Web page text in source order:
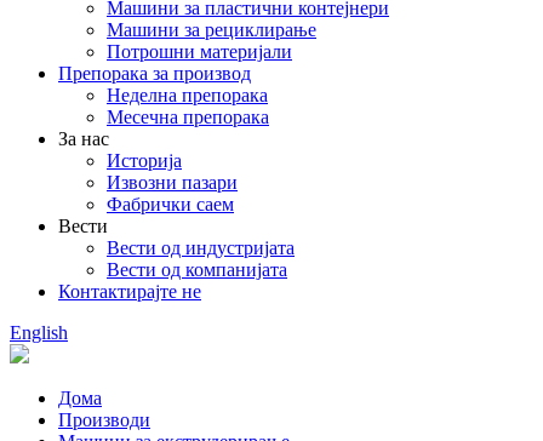
Машини за пластични контејнери
Машини за рециклирање
Потрошни материјали
Препорака за производ
Неделна препорака
Месечна препорака
За нас
Историја
Извозни пазари
Фабрички саем
Вести
Вести од индустријата
Вести од компанијата
Контактирајте не
English
Дома
Производи